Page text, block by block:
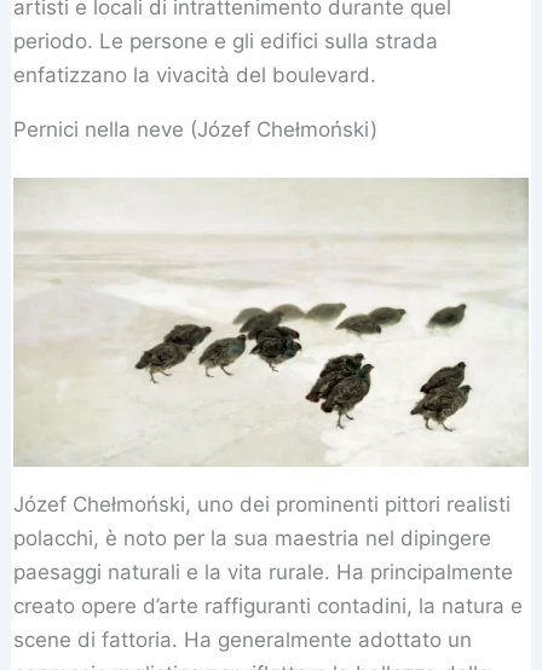
artisti e locali di intrattenimento durante quel
periodo. Le persone e gli edifici sulla strada
enfatizzano la vivacità del boulevard.
Pernici nella neve (Józef Chełmoński)
Józef Chełmoński, uno dei prominenti pittori realisti
polacchi, è noto per la sua maestria nel dipingere
paesaggi naturali e la vita rurale. Ha principalmente
creato opere d’arte raffiguranti contadini, la natura e
scene di fattoria. Ha generalmente adottato un